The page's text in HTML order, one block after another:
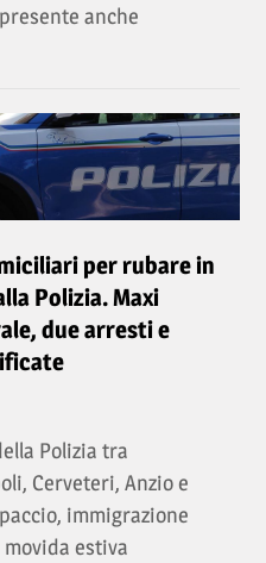
anche
per rubare in
Polizia. Maxi
due arresti e
Polizia tra
Cerveteri, Anzio e
immigrazione
estiva